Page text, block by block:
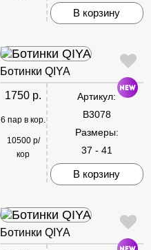
В корзину
Ботинки QIYA
1750 р.
6 пар в кор.
10500 р/
кор
Артикул:
B3078
Размеры:
37 - 41
В корзину
Ботинки QIYA